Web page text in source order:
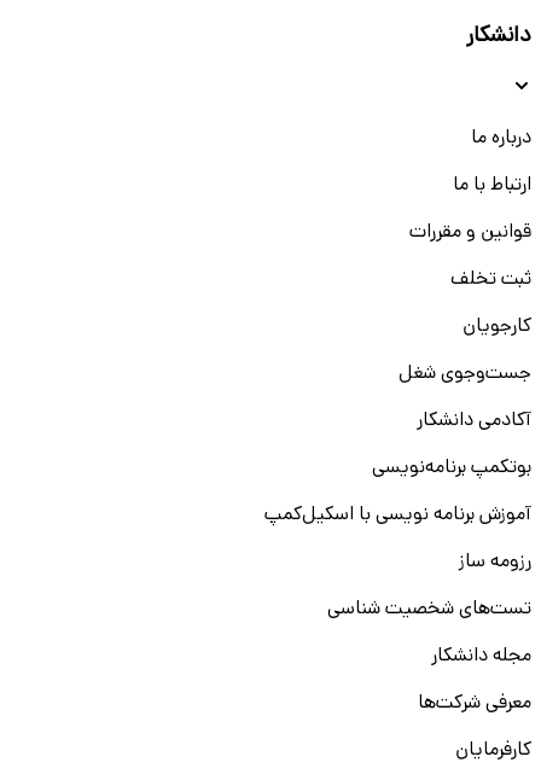
دانشکار
درباره ما
ارتباط با ما
قوانین و مقررات
ثبت تخلف
کارجویان
جست‌و‌جوی شغل
آکادمی دانشکار
بوتکمپ برنامه‌نویسی
آموزش برنامه نویسی با اسکیل‌کمپ
رزومه ساز
تست‌های شخصیت شناسی
مجله دانشکار
معرفی شرکت‌ها
کارفرمایان